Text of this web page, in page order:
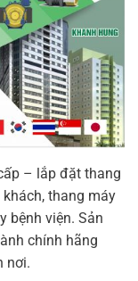
– lắp đặt thang
thang máy
bệnh viện. Sản
chính hãng
nơi.